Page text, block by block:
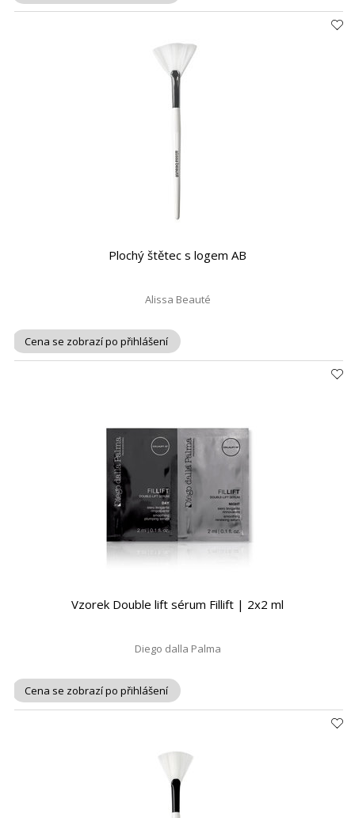
Plochý štětec s logem AB
Alissa Beauté
Cena se zobrazí po přihlášení
Vzorek Double lift sérum Fillift | 2x2 ml
Diego dalla Palma
Cena se zobrazí po přihlášení